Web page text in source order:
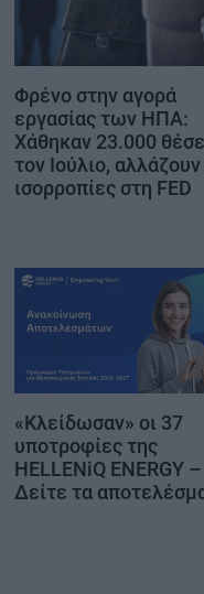
Φρένο στην αγορά
εργασίας των ΗΠΑ:
Χάθηκαν 23.000
τον Ιούλιο, αλλάζουν
ισορροπίες στη FED
«Κλείδωσαν» οι 37
υποτροφίες της
HELLENiQ ENERGY –
Δείτε τα